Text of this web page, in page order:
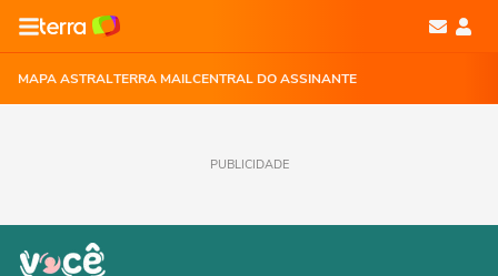
MAPA ASTRALTERRA MAILCENTRAL DO ASSINANTE
PUBLICIDADE